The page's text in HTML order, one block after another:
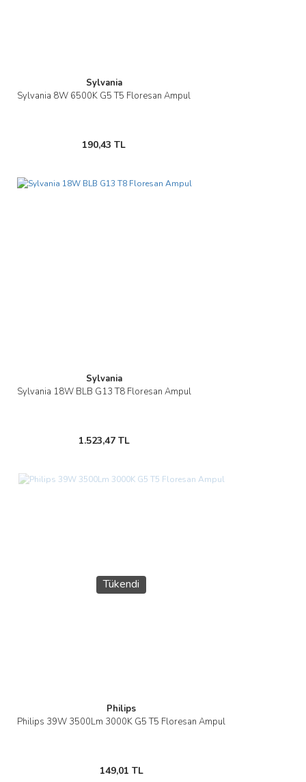
Sylvania
Sylvania 8W 6500K G5 T5 Floresan Ampul
190,43 TL
Sylvania
Sylvania 18W BLB G13 T8 Floresan Ampul
1.523,47 TL
Tükendi
Philips
Philips 39W 3500Lm 3000K G5 T5 Floresan Ampul
149,01 TL